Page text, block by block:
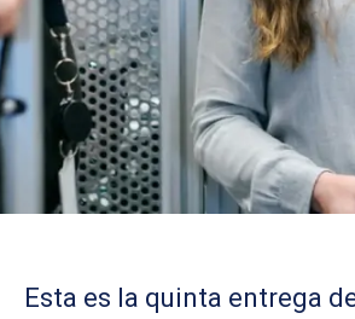
Esta es la quinta entrega